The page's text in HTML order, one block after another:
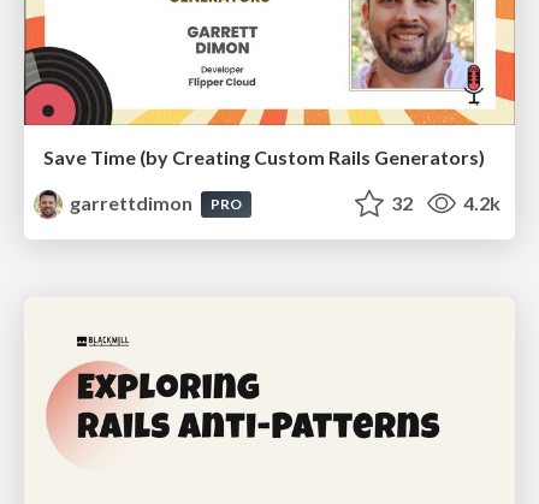
Save Time (by Creating Custom Rails Generators)
garrettdimon
PRO 32 4.2k